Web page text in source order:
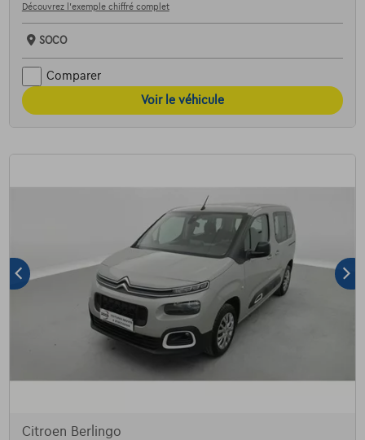
Découvrez l’exemple chiffré complet
SOCO
Comparer
Voir le véhicule
Citroen Berlingo